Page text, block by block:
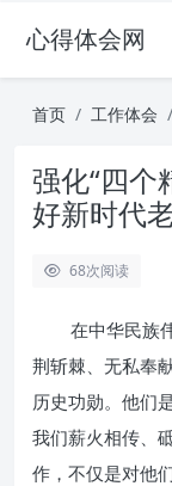
心得体会网
首页 工作体会
强化“四个
好新时代
68次阅读
在中华民族
荆斩棘、无私奉
历史功勋。他们
我们薪火相传、
作，不仅是对他